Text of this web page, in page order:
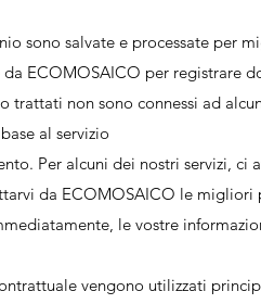
sono salvate e processate per
ECOMOSAICO per registrare
non sono connessi ad
al servizio
Per alcuni dei nostri servizi, ci
da ECOMOSAICO le
le vostre
vengono utilizzati